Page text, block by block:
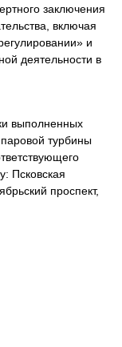
заключения
включая
и
деятельности в
выполненных
турбины
Псковская
проспект,